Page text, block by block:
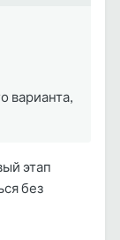
варианта,
этап
без